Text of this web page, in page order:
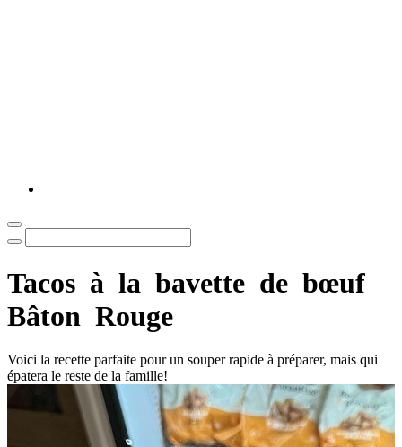
Tacos à la bavette de bœuf
Bâton Rouge
Voici la recette parfaite pour un souper rapide à préparer, mais qui
épatera le reste de la famille!